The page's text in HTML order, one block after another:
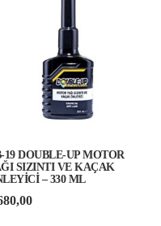
19 DOUBLE-UP MOTOR
SIZINTI VE KAÇAK
– 330 ML